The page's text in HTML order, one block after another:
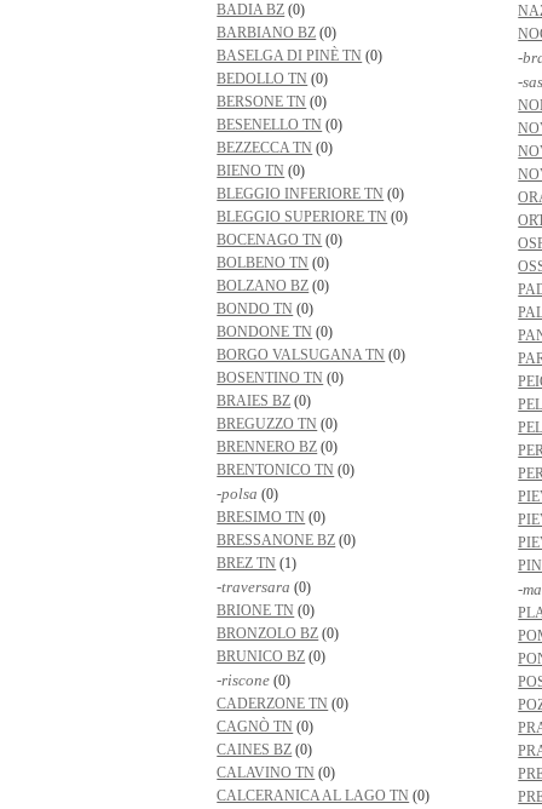
BADIA BZ (0)
BARBIANO BZ (0)
BASELGA DI PINÈ TN (0)
BEDOLLO TN (0)
BERSONE TN (0)
BESENELLO TN (0)
BEZZECCA TN (0)
BIENO TN (0)
BLEGGIO INFERIORE TN (0)
BLEGGIO SUPERIORE TN (0)
BOCENAGO TN (0)
BOLBENO TN (0)
BOLZANO BZ (0)
BONDO TN (0)
BONDONE TN (0)
BORGO VALSUGANA TN (0)
BOSENTINO TN (0)
BRAIES BZ (0)
BREGUZZO TN (0)
BRENNERO BZ (0)
BRENTONICO TN (0)
-polsa (0)
BRESIMO TN (0)
BRESSANONE BZ (0)
BREZ TN (1)
-traversara (0)
BRIONE TN (0)
BRONZOLO BZ (0)
BRUNICO BZ (0)
-riscone (0)
CADERZONE TN (0)
CAGNÒ TN (0)
CAINES BZ (0)
CALAVINO TN (0)
CALCERANICA AL LAGO TN (0)
-
-
-